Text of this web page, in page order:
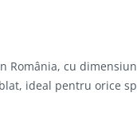
cu
ideal pentru orice